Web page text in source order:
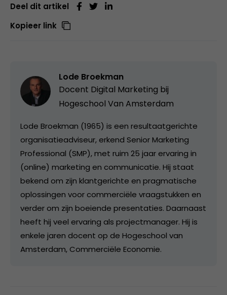
Deel dit artikel
Kopieer link
Lode Broekman
Docent Digital Marketing bij
Hogeschool Van Amsterdam
Lode Broekman (1965) is een resultaatgerichte
organisatieadviseur, erkend Senior Marketing
Professional (SMP), met ruim 25 jaar ervaring in
(online) marketing en communicatie. Hij staat
bekend om zijn klantgerichte en pragmatische
oplossingen voor commerciële vraagstukken en
verder om zijn boeiende presentaties. Daarnaast
heeft hij veel ervaring als projectmanager. Hij is
enkele jaren docent op de Hogeschool van
Amsterdam, Commerciële Economie.